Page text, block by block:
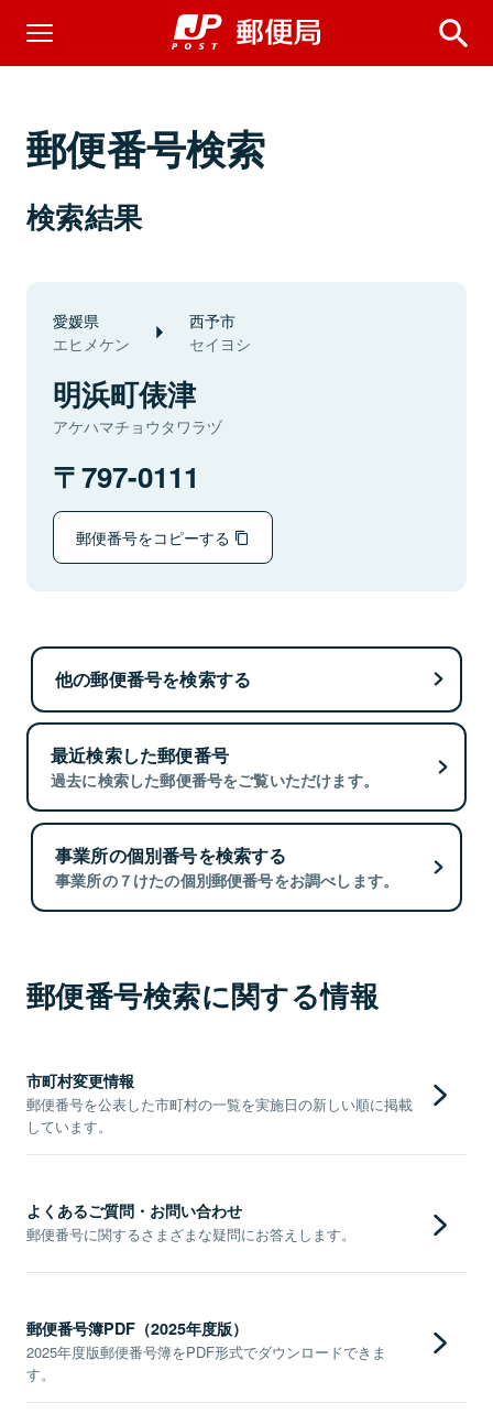
郵便番号検索
検索結果
愛媛県
エヒメケン
西予市
セイヨシ
明浜町俵津
アケハマチョウタワラヅ
797-0111
郵便番号をコピーする
他の郵便番号を検索する
最近検索した郵便番号
過去に検索した郵便番号をご覧いただけます。
事業所の個別番号を検索する
事業所の７けたの個別郵便番号をお調べします。
郵便番号検索に関する情報
市町村変更情報
郵便番号を公表した市町村の一覧を実施日の新しい順に掲載
しています。
よくあるご質問・お問い合わせ
郵便番号に関するさまざまな疑問にお答えします。
郵便番号簿PDF（2025年度版）
2025年度版郵便番号簿をPDF形式でダウンロードできま
す。